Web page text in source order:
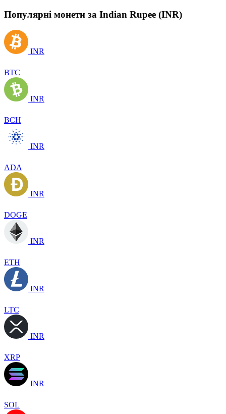
Популярні монети за Indian Rupee (INR)
INR
BTC
INR
BCH
INR
ADA
INR
DOGE
INR
ETH
INR
LTC
INR
XRP
INR
SOL